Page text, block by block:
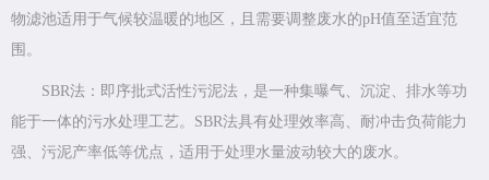
物滤池适用于气候较温暖的地区，且需要调整废水的pH值至适宜范
围。
SBR法：即序批式活性污泥法，是一种集曝气、沉淀、排水等功
能于一体的污水处理工艺。SBR法具有处理效率高、耐冲击负荷能力
强、污泥产率低等优点，适用于处理水量波动较大的废水。